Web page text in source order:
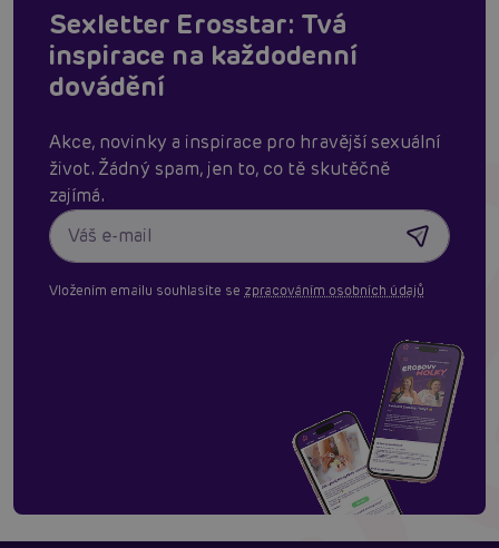
Sexletter Erosstar: Tvá
inspirace na každodenní
dovádění
Akce, novinky a inspirace pro hravější sexuální
život. Žádný spam, jen to, co tě skutěčně
zajímá.
Vložením emailu souhlasíte se zpracováním osobních údajů